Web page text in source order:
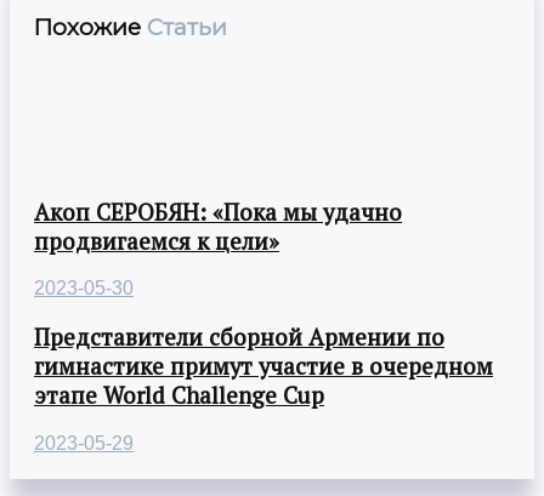
Похожие Статьи
Акоп СЕРОБЯН: «Пока мы удачно
продвигаемся к цели»
2023-05-30
Представители сборной Армении по
гимнастике примут участие в очередном
этапе World Challenge Cup
2023-05-29